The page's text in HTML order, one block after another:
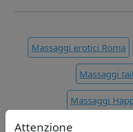
Attenzione
Massaggi erotici Roma
Massaggi
Massaggi